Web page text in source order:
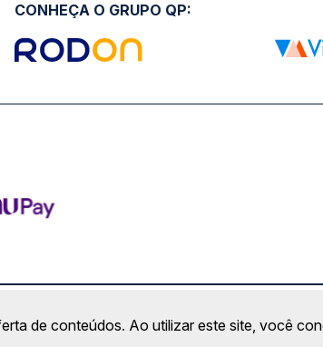
CONHEÇA O GRUPO QP:
Barueri - SP | CEP: 06453-038 |
de conteúdos. Ao utilizar este site, você